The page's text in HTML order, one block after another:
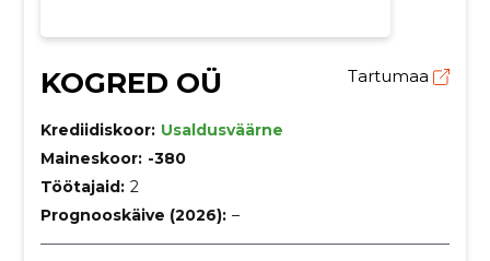
KOGRED OÜ Tartumaa
Krediidiskoor: Usaldusväärne
Maineskoor: -380
Töötajaid: 2
Prognooskäive (2026): –